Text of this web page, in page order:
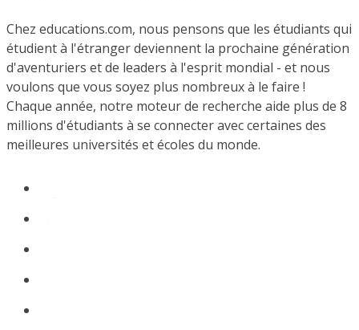
Chez educations.com, nous pensons que les étudiants qui
étudient à l'étranger deviennent la prochaine génération
d'aventuriers et de leaders à l'esprit mondial - et nous
voulons que vous soyez plus nombreux à le faire !
Chaque année, notre moteur de recherche aide plus de 8
millions d'étudiants à se connecter avec certaines des
meilleures universités et écoles du monde.